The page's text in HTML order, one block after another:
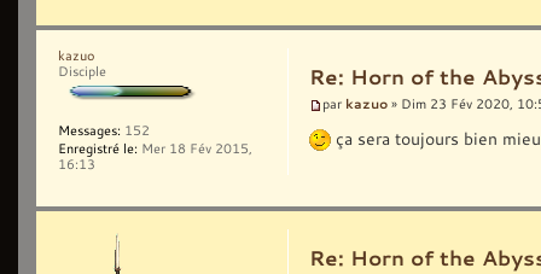
Re: Horn of the
par kazuo » Dim 23 Fév 2020,
ça sera toujours bien
kazuo
Disciple
Messages: 152
Enregistré le: Mer 18 Fév 2015,
16:13
Re: Horn of the